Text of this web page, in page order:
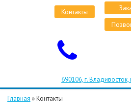
Контакты
690106, г.
АВИАБИЛЕТЫ
ОТЕЛИ
Главная »Контакты